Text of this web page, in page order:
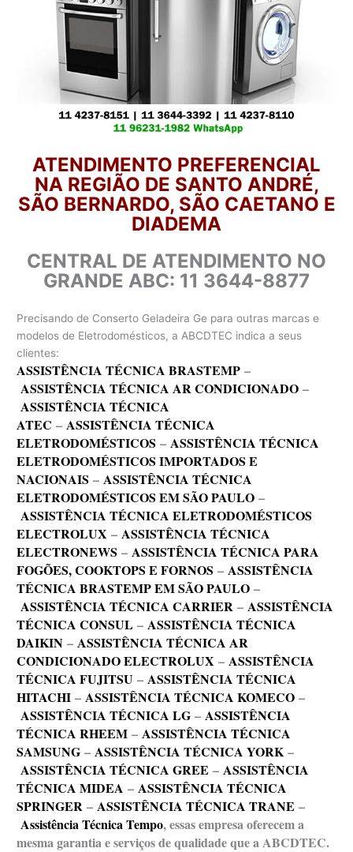
ATENDIMENTO PREFERENCIAL
NA REGIÃO DE SANTO ANDRÉ,
SÃO BERNARDO, SÃO CAETANO E
DIADEMA
CENTRAL DE ATENDIMENTO NO
GRANDE ABC: 11 3644-8877
Precisando de Conserto Geladeira Ge para outras marcas e
modelos de Eletrodomésticos, a ABCDTEC indica a seus
clientes:
ASSISTÊNCIA TÉCNICA BRASTEMP –
ASSISTÊNCIA TÉCNICA AR CONDICIONADO –
ASSISTÊNCIA TÉCNICA
ATEC –ASSISTÊNCIA TÉCNICA
ELETRODOMÉSTICOS –ASSISTÊNCIA TÉCNICA
ELETRODOMÉSTICOS IMPORTADOS E
NACIONAIS –ASSISTÊNCIA TÉCNICA
ELETRODOMÉSTICOS EM SÃO PAULO –
ASSISTÊNCIA TÉCNICA ELETRODOMÉSTICOS
ELECTROLUX –ASSISTÊNCIA TÉCNICA
ELECTRONEWS –ASSISTÊNCIA TÉCNICA PARA
FOGÕES, COOKTOPS E FORNOS –ASSISTÊNCIA
TÉCNICA BRASTEMP EM SÃO PAULO –
ASSISTÊNCIA TÉCNICA CARRIER –ASSISTÊNCIA
TÉCNICA CONSUL –ASSISTÊNCIA TÉCNICA
DAIKIN –ASSISTÊNCIA TÉCNICA AR
CONDICIONADO ELECTROLUX –ASSISTÊNCIA
TÉCNICA FUJITSU –ASSISTÊNCIA TÉCNICA
HITACHI –ASSISTÊNCIA TÉCNICA KOMECO –
ASSISTÊNCIA TÉCNICA LG –ASSISTÊNCIA
TÉCNICA RHEEM –ASSISTÊNCIA TÉCNICA
SAMSUNG –ASSISTÊNCIA TÉCNICA YORK–
ASSISTÊNCIA TÉCNICA GREE –ASSISTÊNCIA
TÉCNICA MIDEA –ASSISTÊNCIA TÉCNICA
SPRINGER –ASSISTÊNCIA TÉCNICA TRANE –
Assistência Técnica Tempo, essas empresa oferecem a
mesma garantia e serviços de qualidade que a ABCDTEC.